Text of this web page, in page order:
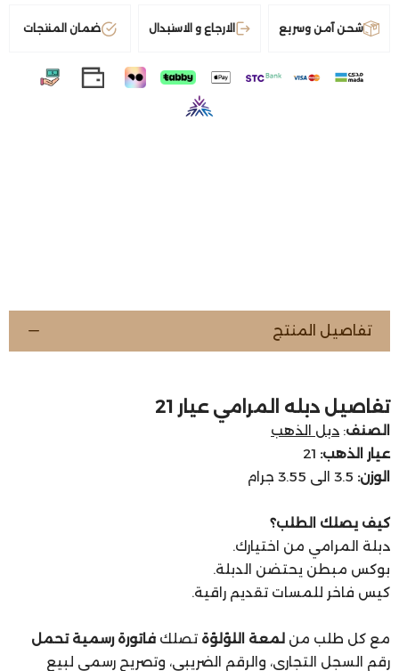
شحن آمن وسريع الارجاع و الاستبدال ضمان المنتجات
تفاصيل المنتج
تفاصيل دبله المرامي عيار 21
الصنف: دبل الذهب
عيار الذهب:
الوزن: 3.5 الى 3.55 جرام
كيف يصلك الطلب؟
دبلة المرامي من اختيارك.
بوكس مبطن يحتضن الدبلة.
كيس فاخر للمسات تقديم راقية.
مع كل طلب من لمعة اللؤلؤة تصلك فاتورة رسمية تحمل
رقم السجل التجاري، والرقم الضريبي، وتصريح رسمي لبيع